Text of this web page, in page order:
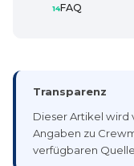
FAQ
Transparenz
Dieser Artikel wird
Angaben zu
verfügbaren